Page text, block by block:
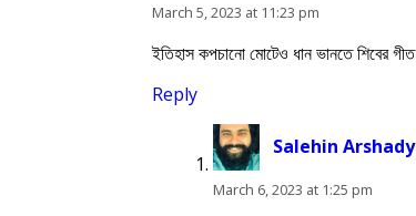
March 5, 2023 at 11:23 pm
ইতিহাস কপচানো মোটেও ধান ভানতে শিবের
Reply
Salehin Arshady
March 6, 2023 at 1:25 pm